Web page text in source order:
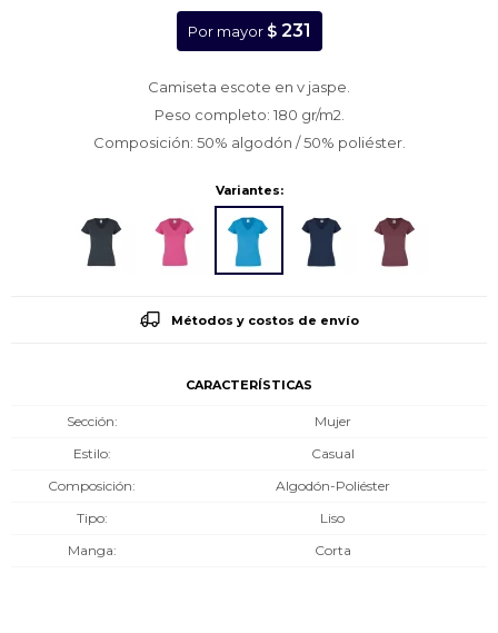
Por mayor $ 231
Camiseta escote en v jaspe.
Peso completo: 180 gr/m2.
Composición: 50% algodón / 50% poliéster.
Variantes:
Métodos y costos de envío
CARACTERÍSTICAS
Sección
Mujer
Estilo
Casual
Composición
Algodón-Poliéster
Tipo
Liso
Manga
Corta